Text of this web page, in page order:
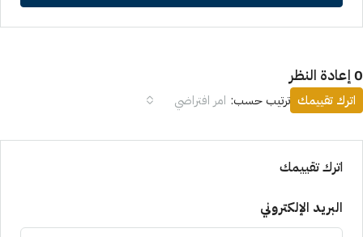
ترتيب حسب: امر افتراضي اترك تقييمك
اترك تقييمك
البريد الإلكتروني